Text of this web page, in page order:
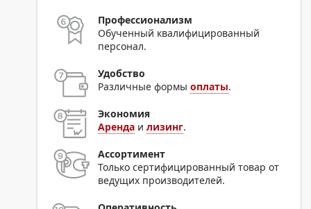
Профессионализм
Обученный квалифицированный
персонал.
Удобство
Различные формыоплаты.
Экономия
Аренда илизинг.
Ассортимент
Только сертифицированный товар от
ведущих производителей.